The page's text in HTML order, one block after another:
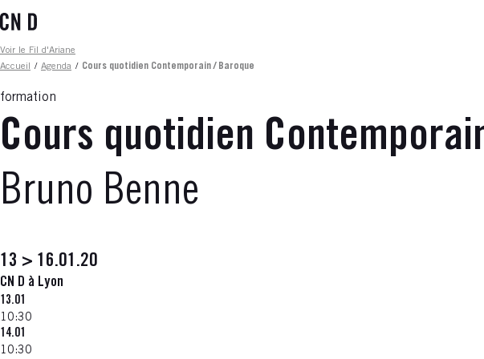
au
principal
Fil d'ariane
Voir le Fil d'Ariane
Accueil
/ Agenda / Cours quotidien Contemporain / Baroque
formation
Cours quotidien
Bruno Benne
13 > 16.01.20
CN D à Lyon
13.01
10:30
14.01
10:30